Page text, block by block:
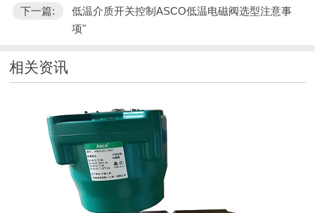
下一篇:
低温介质开关控制ASCO低温电磁阀选型注意事
项"
相关资讯